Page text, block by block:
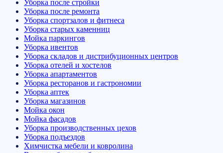
Уборка после стройки
Уборка после ремонта
Уборка спортзалов и фитнеса
Уборка старых каменниц
Мойка паркингов
Уборка ивентов
Уборка складов и дистрибуционных центров
Уборка отелей и хостелов
Уборка апартаментов
Уборка ресторанов и гастрономии
Уборка аптек
Уборка магазинов
Мойка окон
Мойка фасадов
Уборка производственных цехов
Уборка подъездов
Химчистка мебели и ковролина